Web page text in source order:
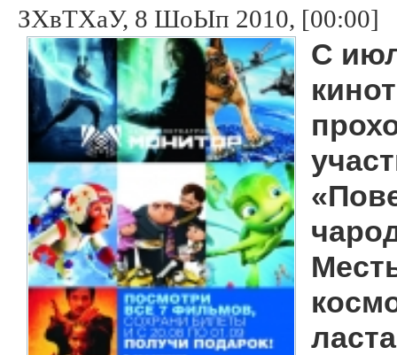
ЗХвТХаУ, 8 ШоЫп 2010, [00:00]
С